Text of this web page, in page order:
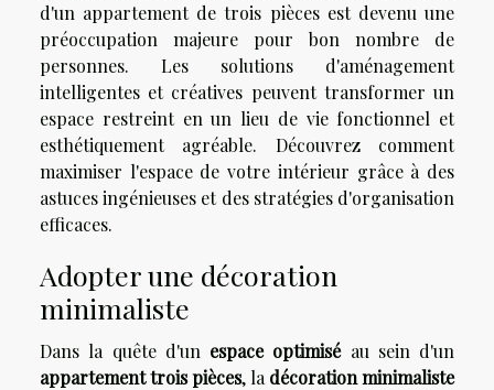
d'un appartement de trois pièces est devenu une
préoccupation majeure pour bon nombre de
personnes. Les solutions d'aménagement
intelligentes et créatives peuvent transformer un
espace restreint en un lieu de vie fonctionnel et
esthétiquement agréable. Découvrez comment
maximiser l'espace de votre intérieur grâce à des
astuces ingénieuses et des stratégies d'organisation
efficaces.
Adopter une décoration
minimaliste
Dans la quête d'un espace optimiséau sein d'un
appartement trois pièces, la décoration minimaliste